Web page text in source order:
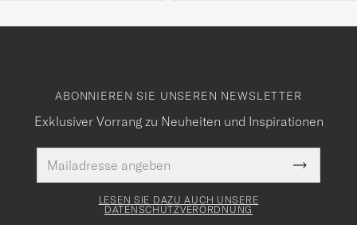
ABONNIEREN SIE UNSEREN NEWSLETTER
Exklusiver Vorrang zu Neuheiten und Inspirationen
Mail
Adresse
Pflichtfeld
Submit
Newsletter
LESEN SIE DAZU AUCH UNSERE
DATENSCHUTZVERORDNUNG